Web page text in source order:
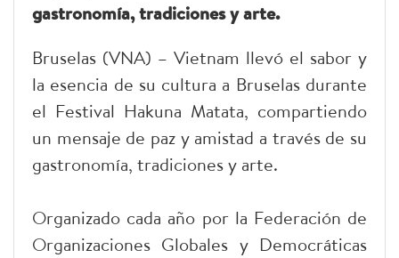
gastronomía, tradiciones y arte.
Bruselas (VNA) – Vietnam llevó el sabor y
la esencia de su cultura a Bruselas durante
el Festival Hakuna Matata, compartiendo
un mensaje de paz y amistad a través de su
gastronomía, tradiciones y arte.
Organizado cada año por la Federación de
Organizaciones Globales y Democráticas